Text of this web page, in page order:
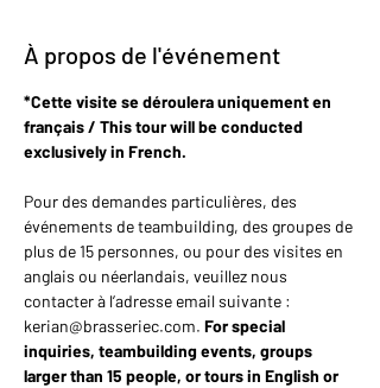
À propos de l'événement
*Cette visite se déroulera uniquement en
français / This tour will be conducted
exclusively in French.
Pour des demandes particulières, des
événements de teambuilding, des groupes de
plus de 15 personnes, ou pour des visites en
anglais ou néerlandais, veuillez nous
contacter à l’adresse email suivante :
kerian@brasseriec.com. For special
inquiries, teambuilding events, groups
larger than 15 people, or tours in English or